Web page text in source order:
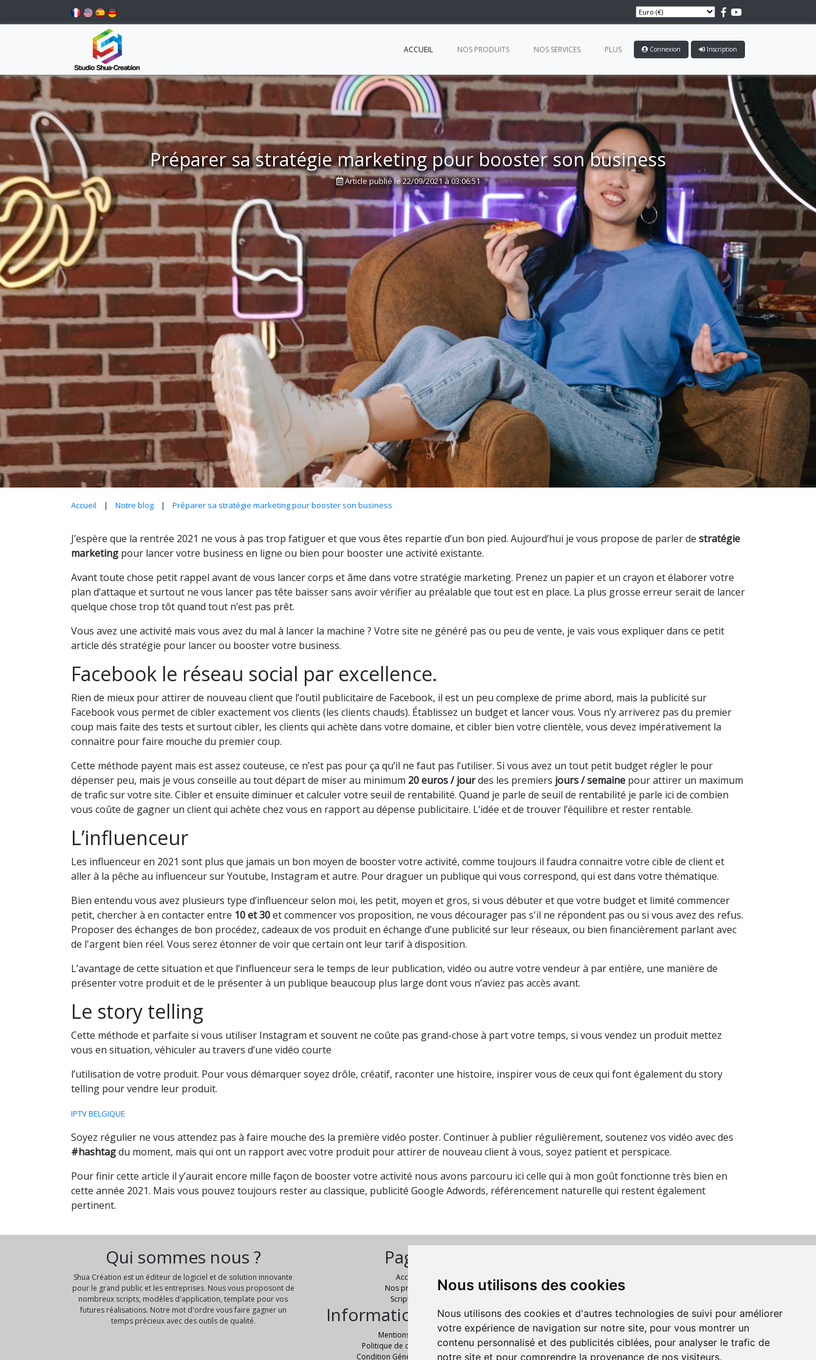
Nous utilisons des cookies
Nous utilisons des cookies et d'autres technologies de suivi pour améliorer
votre expérience de navigation sur notre site, pour vous montrer un
contenu personnalisé et des publicités ciblées, pour analyser le trafic de
notre site et pour comprendre la provenance de nos visiteurs.
ACCUEIL NOS PRODUITS NOS SERVICES PLUS Connexion Inscription
Préparer sa stratégie marketing pour booster son business
Article publié le 22/09/2021 à 03:06:51
Accueil | Notre blog | Préparer sa stratégie marketing pour booster son business
J’espère que la rentrée 2021 ne vous à pas trop fatiguer et que vous êtes repartie d’un bon pied. Aujourd’hui je vous propose de parler de stratégie
marketing pour lancer votre business en ligne ou bien pour booster une activité existante.
Avant toute chose petit rappel avant de vous lancer corps et âme dans votre stratégie marketing. Prenez un papier et un crayon et élaborer votre
plan d’attaque et surtout ne vous lancer pas tête baisser sans avoir vérifier au préalable que tout est en place. La plus grosse erreur serait de lancer
quelque chose trop tôt quand tout n’est pas prêt.
Vous avez une activité mais vous avez du mal à lancer la machine ? Votre site ne généré pas ou peu de vente, je vais vous expliquer dans ce petit
article dés stratégie pour lancer ou booster votre business.
Facebook le réseau social par excellence.
Rien de mieux pour attirer de nouveau client que l’outil publicitaire de Facebook, il est un peu complexe de prime abord, mais la publicité sur
Facebook vous permet de cibler exactement vos clients (les clients chauds). Établissez un budget et lancer vous. Vous n’y arriverez pas du premier
coup mais faite des tests et surtout cibler, les clients qui achète dans votre domaine, et cibler bien votre clientèle, vous devez impérativement la
connaitre pour faire mouche du premier coup.
Cette méthode payent mais est assez couteuse, ce n’est pas pour ça qu’il ne faut pas l’utiliser. Si vous avez un tout petit budget régler le pour
dépenser peu, mais je vous conseille au tout départ de miser au minimum 20 euros / jourdes les premiers jours / semaine pour attirer un maximum
de trafic sur votre site. Cibler et ensuite diminuer et calculer votre seuil de rentabilité. Quand je parle de seuil de rentabilité je parle ici de combien
vous coûte de gagner un client qui achète chez vous en rapport au dépense publicitaire. L’idée et de trouver l’équilibre et rester rentable.
L’influenceur
Les influenceur en 2021 sont plus que jamais un bon moyen de booster votre activité, comme toujours il faudra connaitre votre cible de client et
aller à la pêche au influenceur sur Youtube, Instagram et autre. Pour draguer un publique qui vous correspond, qui est dans votre thématique.
Bien entendu vous avez plusieurs type d’influenceur selon moi, les petit, moyen et gros, si vous débuter et que votre budget et limité commencer
petit, chercher à en contacter entre 10 et 30et commencer vos proposition, ne vous décourager pas s'il ne répondent pas ou si vous avez des refus.
Proposer des échanges de bon procédez, cadeaux de vos produit en échange d’une publicité sur leur réseaux, ou bien financièrement parlant avec
de l'argent bien réel. Vous serez étonner de voir que certain ont leur tarif à disposition.
L’avantage de cette situation et que l’influenceur sera le temps de leur publication, vidéo ou autre votre vendeur à par entière, une manière de
présenter votre produit et de le présenter à un publique beaucoup plus large dont vous n’aviez pas accès avant.
Le story telling
Cette méthode et parfaite si vous utiliser Instagram et souvent ne coûte pas grand-chose à part votre temps, si vous vendez un produit mettez
vous en situation, véhiculer au travers d’une vidéo courte
l’utilisation de votre produit. Pour vous démarquer soyez drôle, créatif, raconter une histoire, inspirer vous de ceux qui font également du story
telling pour vendre leur produit.
IPTV BELGIQUE
Soyez régulier ne vous attendez pas à faire mouche des la première vidéo poster. Continuer à publier régulièrement, soutenez vos vidéo avec des
#hashtagdu moment, mais qui ont un rapport avec votre produit pour attirer de nouveau client à vous, soyez patient et perspicace.
Pour finir cette article il y’aurait encore mille façon de booster votre activité nous avons parcouru ici celle qui à mon goût fonctionne très bien en
cette année 2021. Mais vous pouvez toujours rester au classique, publicité Google Adwords, référencement naturelle qui restent également
pertinent.
Qui sommes nous ?
Shua Création est un éditeur de logiciel et de solution innovante
pour le grand public et les entreprises. Nous vous proposont de
nombreux scripts, modèles d'application, template pour vos
futures réalisations. Notre mot d'ordre vous faire gagner un
temps précieux avec des outils de qualité.
Pages
Accueil
Nos produits
Script PHP
Informations légales
Mentions Légales
Politique de confidentialité
Condition Générale de Ventes
Nous acceptons les moyens
de paiement